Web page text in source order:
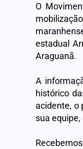
O
estadual
Araguanã.
A
histórico
acidente, o
sua